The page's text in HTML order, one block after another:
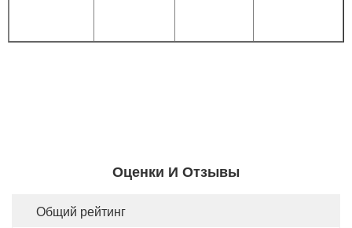
Оценки И Отзывы
Общий рейтинг